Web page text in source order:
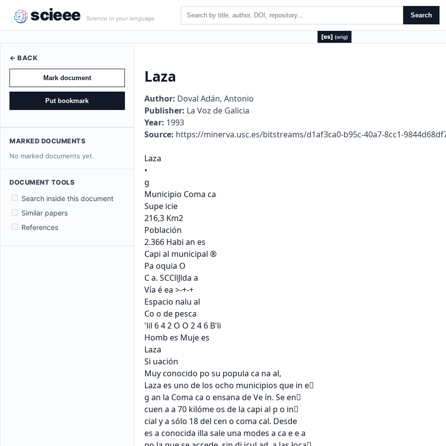
scieee Science in your language Search
[es] (orig)
← BACK
Mark document
Put bookmark
MARKED DOCUMENTS
No marked documents yet.
DOCUMENT TOOLS
Search inside this document
Similar papers
References
Laza
Author: Doval Adán, Antonio
Publisher: La Voz de Galicia
Year: 1993
Source: https://minerva.usc.es/bitstreams/d1af3ca0-b95c-40a7-8cc1-
Laza
•
g
Municipio Coma ca
Supe icie
216,3 Km2
Población
2.366 Habi an es
Capi al municipal ®
Pa oquia O
C a. SCCllJlda a
Vía é ea >-+-+
Espacio nalu al
Co o de pesca
'lil 6 4 2 O O 2 4 6 B'li
Homb es Muje es
Laza
Si uación
Muy conocido po su popula ca na al,
Laza es uno de los ocho municipios que in e
g an la Coma ca o ensana de Ve ín. Se en
cuen a a 70 kilóme os de la capi al p o in
cial y a sólo 18 del cen o coma cal. Desde
es a conocida illa sale una modes a ca e e a